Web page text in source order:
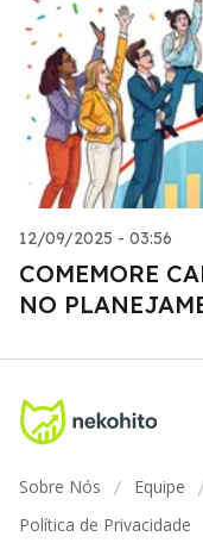
12/09/2025 - 03:56
COMEMORE
NO
Sobre Nós / Equipe
Política de Privacidade